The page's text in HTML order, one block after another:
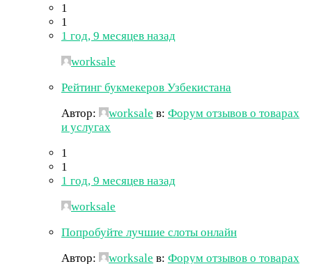
1
1
1 год, 9 месяцев назад
worksale
Рейтинг букмекеров Узбекистана
Автор:
worksale в: Форум отзывов о товарах
и услугах
1
1
1 год, 9 месяцев назад
worksale
Попробуйте лучшие слоты онлайн
Автор:
worksale в: Форум отзывов о товарах